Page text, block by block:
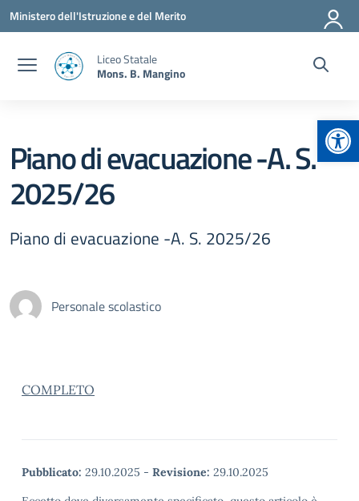
Vai ai contenuti
Vai al menu di navigazione
Vai al footer
Ministero dell'Istruzione e del Merito
Liceo Statale
Mons. B. Mangino
Piano di evacuazione -A. S.
2025/26
Piano di evacuazione -A. S. 2025/26
Personale scolastico
COMPLETO
Pubblicato: 29.10.2025 - Revisione: 29.10.2025